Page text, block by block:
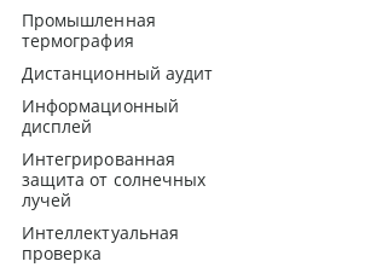
Промышленная
термография
Дистанционный аудит
Информационный
дисплей
Интегрированная
защита от солнечных
лучей
Интеллектуальная
проверка